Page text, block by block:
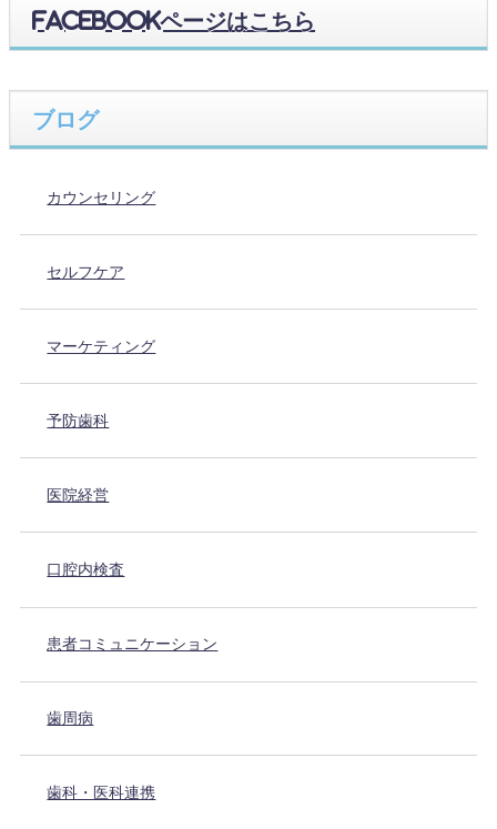
Facebookページはこちら
ブログ
カウンセリング
セルフケア
マーケティング
予防歯科
医院経営
口腔内検査
患者コミュニケーション
歯周病
歯科・医科連携